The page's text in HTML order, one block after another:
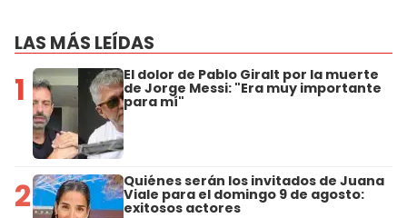
LAS MÁS LEÍDAS
1 El dolor de Pablo Giralt por la muerte
de Jorge Messi: "Era muy importante
para mí"
2 Quiénes serán los invitados de Juana
Viale para el domingo 9 de agosto:
exitosos actores